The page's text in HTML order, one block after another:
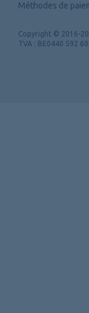
Méthodes de
Copyright © 2016-
TVA : BE0440 592